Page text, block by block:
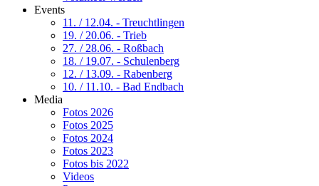
Events
11. / 12.04. - Treuchtlingen
19. / 20.06. - Trieb
27. / 28.06. - Roßbach
18. / 19.07. - Schulenberg
12. / 13.09. - Rabenberg
10. / 11.10. - Bad Endbach
Media
Fotos 2026
Fotos 2025
Fotos 2024
Fotos 2023
Fotos bis 2022
Videos